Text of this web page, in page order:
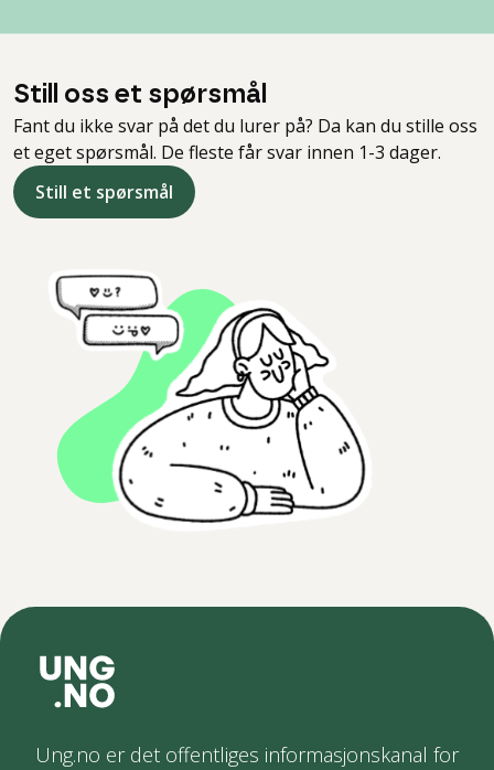
Still oss et spørsmål
Fant du ikke svar på det du lurer på? Da kan du stille oss
et eget spørsmål. De fleste får svar innen 1-3 dager.
Still et spørsmål
Ung.no er det offentliges informasjonskanal for